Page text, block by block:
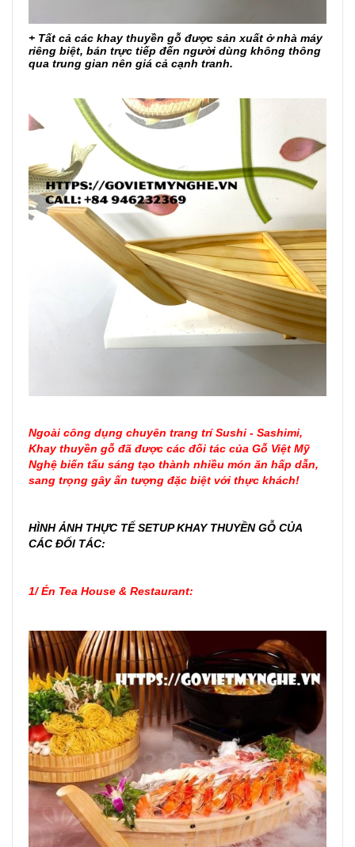
+ Tất cả các khay thuyền gỗ được sản xuất ở nhà máy
riêng biệt, bán trực tiếp đến người dùng không thông
qua trung gian nên giá cả cạnh tranh.
Ngoài công dụng chuyên trang trí Sushi - Sashimi,
Khay thuyền gỗ đã được các đối tác của Gỗ Việt Mỹ
Nghệ biến tấu sáng tạo thành nhiều món ăn hấp dẫn,
sang trọng gây ấn tượng đặc biệt với thực khách!
HÌNH ẢNH THỰC TẾ SETUP KHAY THUYỀN GỖ CỦA
CÁC ĐỐI TÁC:
1/Én Tea House & Restaurant: